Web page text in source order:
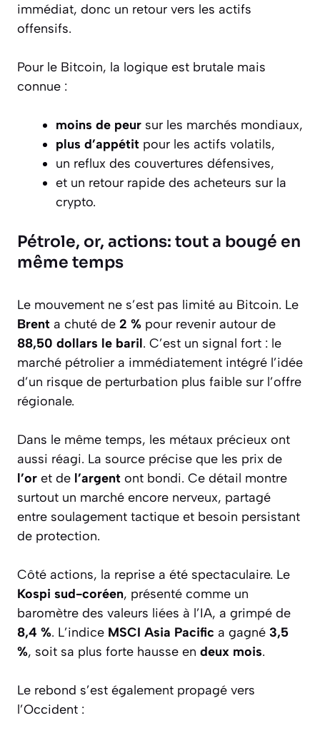
immédiat, donc un retour vers les actifs
offensifs.
Pour le Bitcoin, la logique est brutale mais
connue :
moins de peur sur les marchés mondiaux,
plus d’appétit pour les actifs volatils,
un reflux des couvertures défensives,
et un retour rapide des acheteurs sur la
crypto.
Pétrole, or, actions: tout a bougé en
même temps
Le mouvement ne s’est pas limité au Bitcoin. Le
Brent a chuté de 2 % pour revenir autour de
88,50 dollars le baril. C’est un signal fort : le
marché pétrolier a immédiatement intégré l’idée
d’un risque de perturbation plus faible sur l’offre
régionale.
Dans le même temps, les métaux précieux ont
aussi réagi. La source précise que les prix de
l’or et de l’argent ont bondi. Ce détail montre
surtout un marché encore nerveux, partagé
entre soulagement tactique et besoin persistant
de protection.
Côté actions, la reprise a été spectaculaire. Le
Kospi sud-coréen, présenté comme un
baromètre des valeurs liées à l’IA, a grimpé de
8,4 %. L’indice MSCI Asia Pacific a gagné 3,5
%, soit sa plus forte hausse en deux mois.
Le rebond s’est également propagé vers
l’Occident :